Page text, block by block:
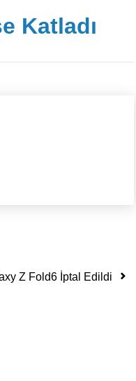
Katladı
Z Fold6 İptal Edildi